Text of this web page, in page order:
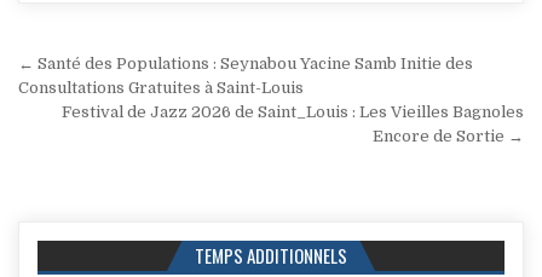
Navigation
de
← Santé des Populations : Seynabou Yacine Samb Initie des
Consultations Gratuites à Saint-Louis
Festival de Jazz 2026 de Saint_Louis : Les Vieilles Bagnoles
Encore de Sortie →
TEMPS ADDITIONNELS